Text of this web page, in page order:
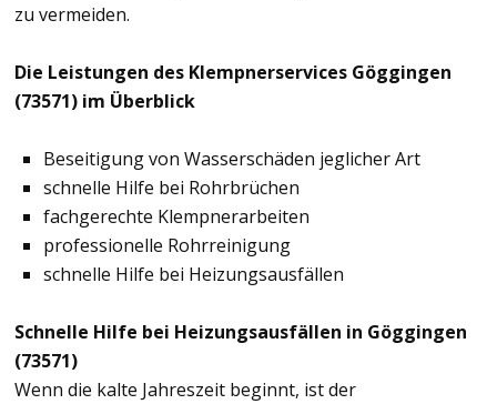
zu vermeiden.
Die Leistungen des Klempnerservices Göggingen
(73571) im Überblick
Beseitigung von Wasserschäden jeglicher Art
schnelle Hilfe bei Rohrbrüchen
fachgerechte Klempnerarbeiten
professionelle Rohrreinigung
schnelle Hilfe bei Heizungsausfällen
Schnelle Hilfe bei Heizungsausfällen in Göggingen
(73571)
Wenn die kalte Jahreszeit beginnt, ist der